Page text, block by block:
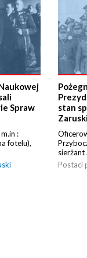
Spraw
:
fotelu),
stan
sierżant
Postaci